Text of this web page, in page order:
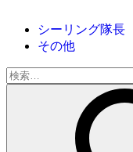
シーリング隊長
その他
検
索: